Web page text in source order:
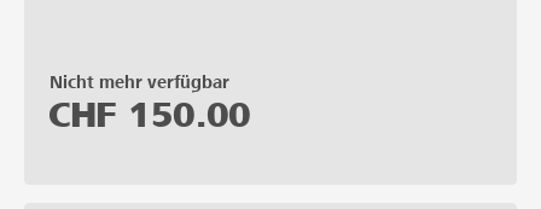
Nicht mehr verfügbar
CHF 150.00